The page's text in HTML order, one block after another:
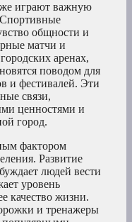
играют важную
общности и
матчи и
аренах,
поводом для
и фестивалей. Эти
связи,
ценностями и
город.
фактором
Развитие
людей вести
уровень
качество жизни.
и тренажеры